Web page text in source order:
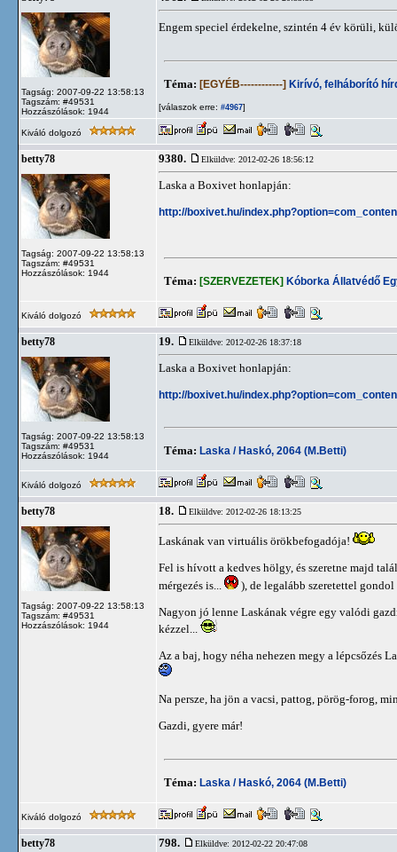
Tagság: 2007-09-22 13:58:13
Tagszám: #49531
Hozzászólások: 1944
Engem speciel érdekelne, szintén 4 év körüli,
Téma: [EGYÉB------------] Kirívó, felháborító
[válaszok erre: #4967]
Kiváló dolgozó
betty78
Tagság: 2007-09-22 13:58:13
Tagszám: #49531
Hozzászólások: 1944
9380. Elküldve: 2012-02-26 18:56:12
Laska a Boxivet honlapján:
http://boxivet.hu/
Téma: [SZERVEZETEK] Kóborka Állatvédő
Kiváló dolgozó
betty78
Tagság: 2007-09-22 13:58:13
Tagszám: #49531
Hozzászólások: 1944
19. Elküldve: 2012-02-26 18:37:18
Laska a Boxivet honlapján:
http://boxivet.hu/
Téma: Laska / Haskó, 2064 (M.Betti)
Kiváló dolgozó
betty78
Tagság: 2007-09-22 13:58:13
Tagszám: #49531
Hozzászólások: 1944
18. Elküldve: 2012-02-26 18:13:25
Laskának van virtuális örökbefogadója!
Fel is hívott a kedves hölgy, és szeretne majd
mérgezés is...
), de legalább szeretettel gondol
Nagyon jó lenne Laskának végre egy valódi
kézzel...
Az a baj, hogy néha nehezen megy a lépcsőzés
Na persze, ha jön a vacsi, pattog, pörög-forog,
Gazdi, gyere már!
Téma: Laska / Haskó, 2064 (M.Betti)
Kiváló dolgozó
betty78 798. Elküldve: 2012-02-22 20:47:08